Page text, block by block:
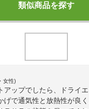
類似商品を探す
女性)
アップでしたら、ドライ
げで通気性と放熱性が良